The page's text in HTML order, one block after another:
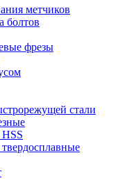
метчиков
болтов
фрезы
стали